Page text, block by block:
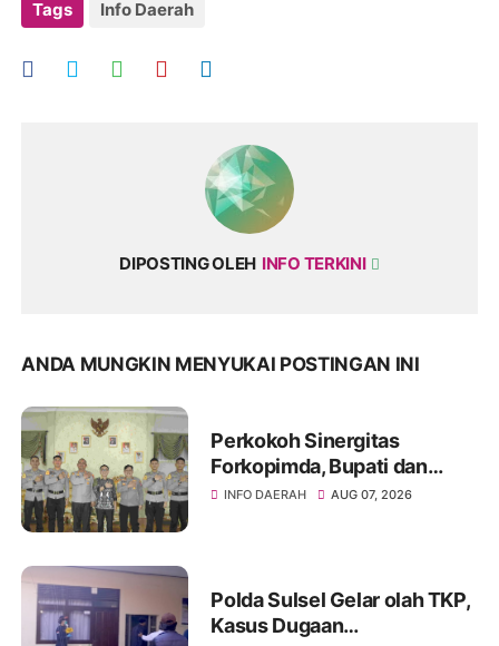
Tags Info Daerah
DIPOSTING OLEH INFO TERKINI
ANDA MUNGKIN MENYUKAI POSTINGAN INI
Perkokoh Sinergitas
Forkopimda, Bupati dan
Kapolres Soppeng Bahas
INFO DAERAH AUG 07, 2026
Polda Sulsel Gelar olah TKP,
Kasus Dugaan